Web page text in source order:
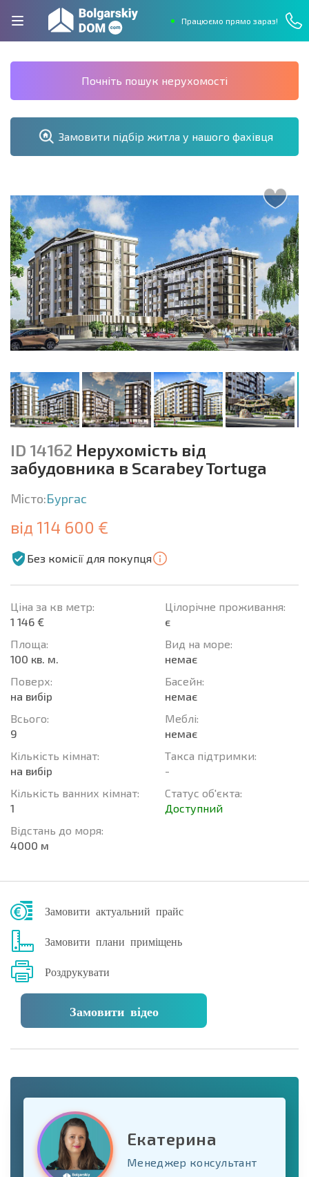
Працюємо прямо зараз!
Почніть пошук нерухомості
Замовити підбір житла у нашого фахівця
ID 14162 Нерухомість від
забудовника в Scarabey Tortuga
Місто:Бургас
від 114 600 €
Без комісії для покупця
Ціна за кв метр:
1 146 €
Площа:
100 кв. м.
Поверх:
на вибір
Всього:
9
Кількість кімнат:
на вибір
Кількість ванних кімнат:
1
Відстань до моря:
4000 м
Цілорічне проживання:
є
Вид на море:
немає
Баcейн:
немає
Меблі:
немає
Такса підтримки:
-
Статус об'єкта:
Доступний
Замовити актуальний прайс
Замовити плани приміщень
Роздрукувати
Замовити відео
Екатерина
Менеджер консультант